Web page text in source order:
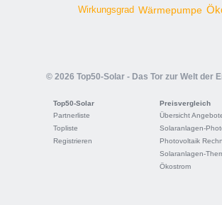
Wirkungsgrad Wärmepumpe
© 2026 Top50-Solar - Das Tor zur Welt der
Top50-Solar
Partnerliste
Topliste
Registrieren
Preisvergleich
Übersicht
Solaranlagen-
Photovoltaik
Solaranlagen-
Ökostrom